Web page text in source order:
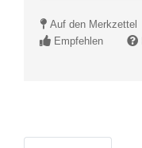
Auf den Merkzettel
Empfehlen